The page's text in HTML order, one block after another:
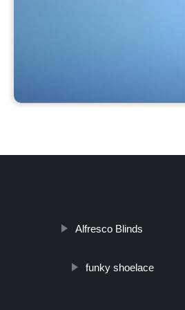
Alfresco Blinds
funky shoelace